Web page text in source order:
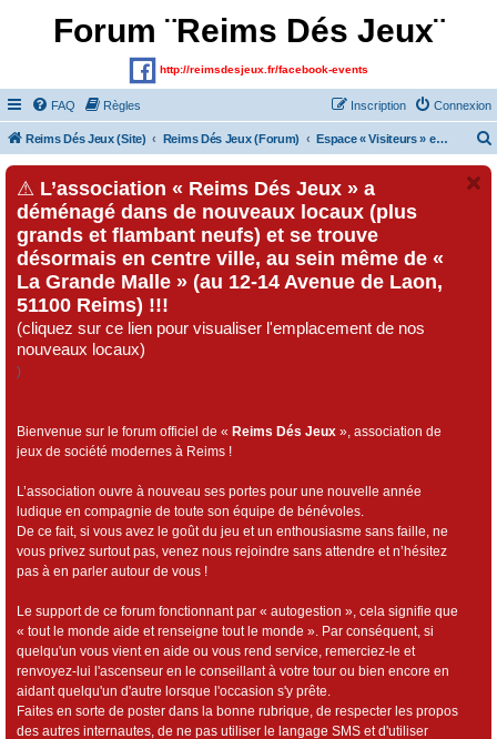
Forum ¨Reims Dés Jeux¨
http://reimsdesjeux.fr/facebook-events
FAQ Règles Connexion
Inscription
Reims Dés Jeux (Site) Reims Dés Jeux (Forum) Espace « Visiteurs » et inscrits au forum
⚠ L’association « Reims Dés Jeux » a
déménagé dans de nouveaux locaux (plus
grands et flambant neufs) et se trouve
désormais en centre ville, au sein même de «
La Grande Malle » (au 12-14 Avenue de Laon,
51100 Reims) !!!
(cliquez sur ce lien pour visualiser l'emplacement de nos
nouveaux locaux)
)
Bienvenue sur le forum officiel de « Reims Dés Jeux », association de
jeux de société modernes à Reims !
L’association ouvre à nouveau ses portes pour une nouvelle année
ludique en compagnie de toute son équipe de bénévoles.
De ce fait, si vous avez le goût du jeu et un enthousiasme sans faille, ne
vous privez surtout pas, venez nous rejoindre sans attendre et n’hésitez
pas à en parler autour de vous !
Le support de ce forum fonctionnant par « autogestion », cela signifie que
« tout le monde aide et renseigne tout le monde ». Par conséquent, si
quelqu'un vous vient en aide ou vous rend service, remerciez-le et
renvoyez-lui l'ascenseur en le conseillant à votre tour ou bien encore en
aidant quelqu'un d'autre lorsque l'occasion s'y prête.
Faites en sorte de poster dans la bonne rubrique, de respecter les propos
des autres internautes, de ne pas utiliser le langage SMS et d'utiliser